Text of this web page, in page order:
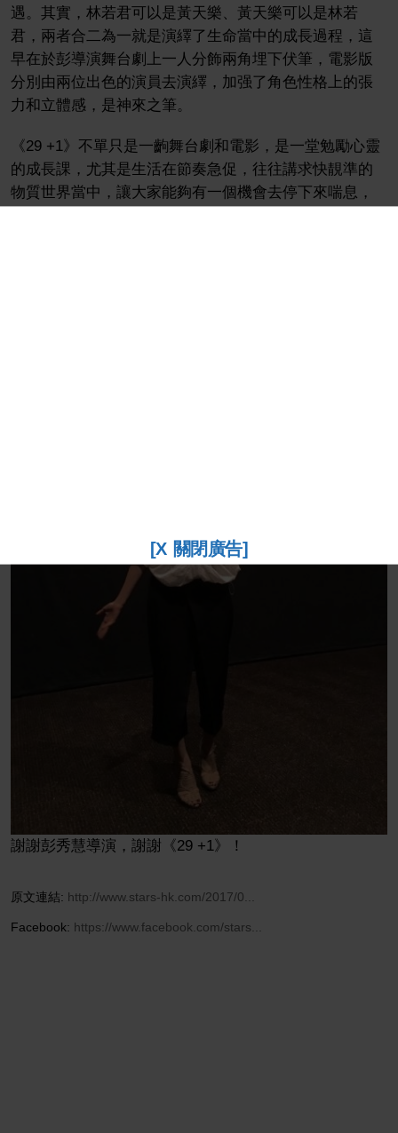
[X 關閉廣告]
遇。其實，林若君可以是黃天樂、黃天樂可以是林若
君，兩者合二為一就是演繹了生命當中的成長過程，這
早在於彭導演舞台劇上一人分飾兩角埋下伏筆，電影版
分別由兩位出色的演員去演繹，加强了角色性格上的張
力和立體感，是神來之筆。
《29 +1》不單只是一齣舞台劇和電影，是一堂勉勵心靈
的成長課，尤其是生活在節奏急促，往往講求快靚準的
物質世界當中，讓大家能夠有一個機會去停下來喘息，
謝謝彭秀慧導演，謝謝《29 +1》！
原文連結: http://www.stars-hk.com/2017/0...
Facebook: https://www.facebook.com/stars...